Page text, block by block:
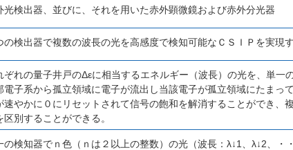
光検出器、並びに、それを用いた赤外顕微鏡および赤外分光器
の検出器で複数の波長の光を高感度で検知可能なＣＳＩＰを実現す
ぞれの量子井戸のΔεに相当するエネルギー（波長）の光を、単一
電子系から孤立領域に電子が流出し当該電子が孤立領域にたまっ
速やかに０にリセットされて信号の飽和を解消することができ、
区別することができる。
の検知器でｎ色（ｎは２以上の整数）の光（波長：λ↓1、λ↓2、・